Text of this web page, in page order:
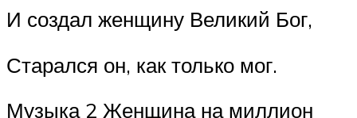
И создал женщину Великий Бог,
Старался он, как только мог.
Музыка 2 Женщина на миллион